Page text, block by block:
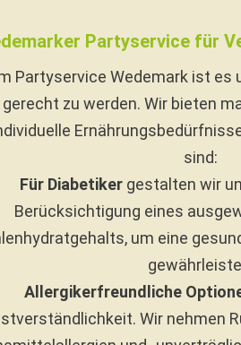
Partyservice für
Partyservice Wedemark ist es
zu werden. Wir bieten
sind:
Für Diabetikergestalten wir
Berücksichtigung eines
um eine
Allergikerfreundliche
Wir nehmen